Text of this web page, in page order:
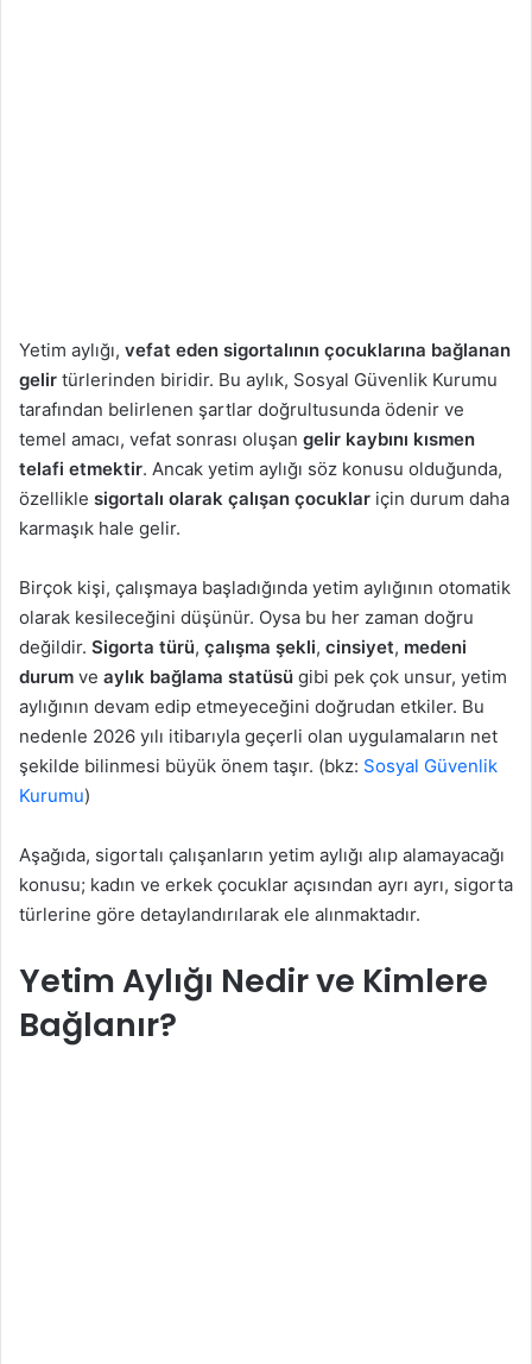
Yetim aylığı, vefat eden sigortalının çocuklarına bağlanan
gelir türlerinden biridir. Bu aylık, Sosyal Güvenlik Kurumu
tarafından belirlenen şartlar doğrultusunda ödenir ve
temel amacı, vefat sonrası oluşan gelir kaybını kısmen
telafi etmektir. Ancak yetim aylığı söz konusu olduğunda,
özellikle sigortalı olarak çalışan çocuklar için durum daha
karmaşık hale gelir.
Birçok kişi, çalışmaya başladığında yetim aylığının otomatik
olarak kesileceğini düşünür. Oysa bu her zaman doğru
değildir. Sigorta türü, çalışma şekli, cinsiyet, medeni
durum ve aylık bağlama statüsü gibi pek çok unsur, yetim
aylığının devam edip etmeyeceğini doğrudan etkiler. Bu
nedenle 2026 yılı itibarıyla geçerli olan uygulamaların net
şekilde bilinmesi büyük önem taşır. (bkz: Sosyal Güvenlik
Kurumu)
Aşağıda, sigortalı çalışanların yetim aylığı alıp alamayacağı
konusu; kadın ve erkek çocuklar açısından ayrı ayrı, sigorta
türlerine göre detaylandırılarak ele alınmaktadır.
Yetim Aylığı Nedir ve Kimlere
Bağlanır?